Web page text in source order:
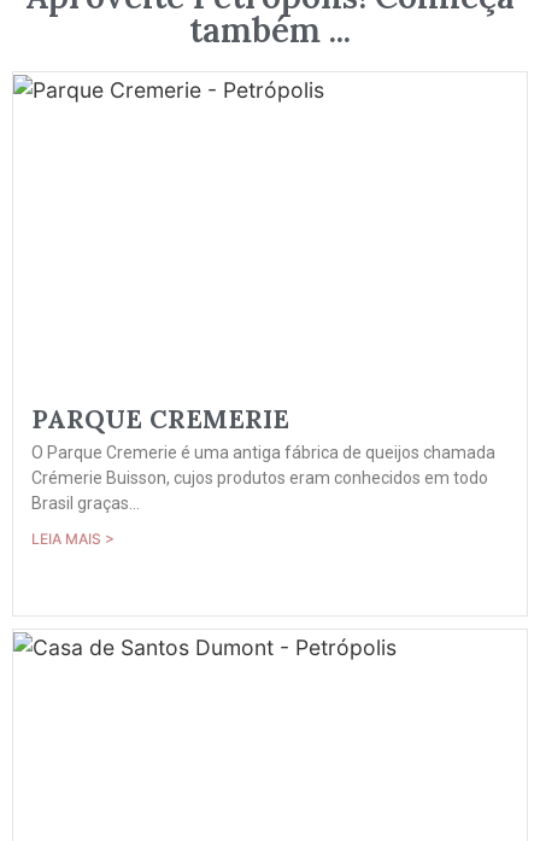
também ...
PARQUE CREMERIE
O Parque Cremerie é uma antiga fábrica de queijos chamada
Crémerie Buisson, cujos produtos eram conhecidos em todo
Brasil graças...
LEIA MAIS >